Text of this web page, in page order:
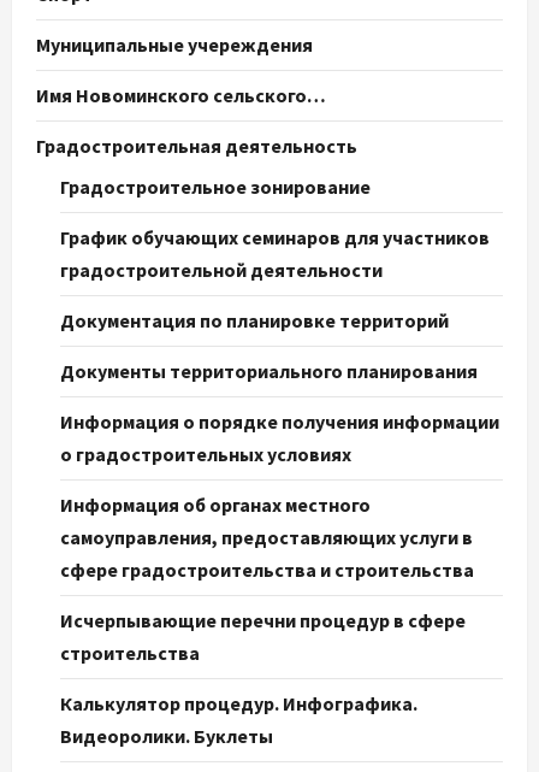
Муниципальные учереждения
Имя Новоминского сельского…
Градостроительная деятельность
Градостроительное зонирование
График обучающих семинаров для участников
градостроительной деятельности
Документация по планировке территорий
Документы территориального планирования
Информация о порядке получения информации
о градостроительных условиях
Информация об органах местного
самоуправления, предоставляющих услуги в
сфере градостроительства и строительства
Исчерпывающие перечни процедур в сфере
строительства
Калькулятор процедур. Инфографика.
Видеоролики. Буклеты